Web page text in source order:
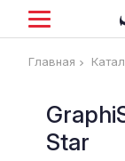
Главная
Star